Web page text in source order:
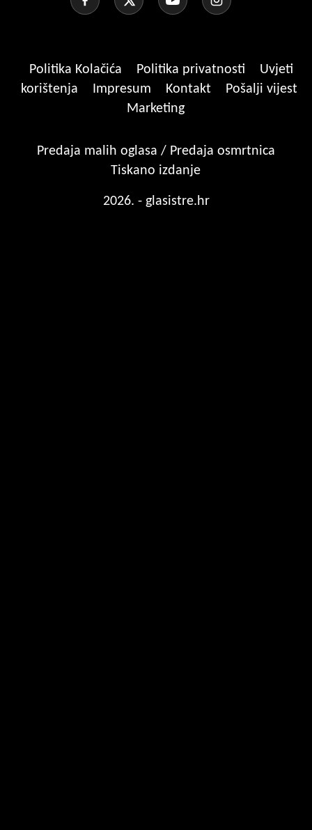
Politika Kolačića Politika privatnosti
Uvjeti
korištenja
Impresum Kontakt
Pošalji vijest
Marketing
Predaja malih oglasa / Predaja osmrtnica
Tiskano izdanje
2026. - glasistre.hr